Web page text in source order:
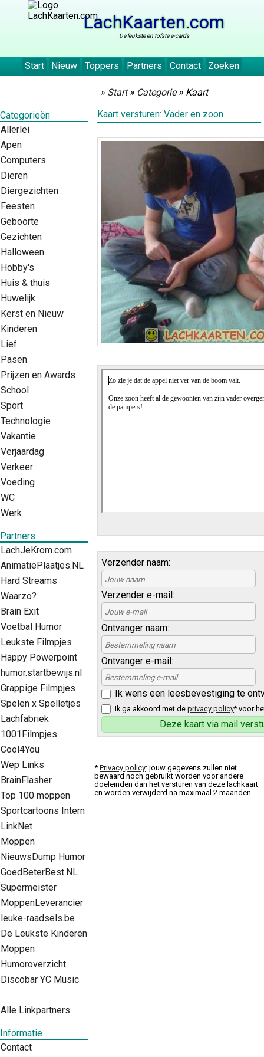
LachKaarten.com
De leukste en tofste e-cards
Start Nieuw Toppers Partners Contact Zoeken
Categorieën
Allerlei
Apen
Computers
Dieren
Diergezichten
Feesten
Geboorte
Gezichten
Halloween
Hobby's
Huis & thuis
Huwelijk
Kerst en Nieuw
Kinderen
Lief
Pasen
Prijzen en Awards
School
Sport
Technologie
Vakantie
Verjaardag
Verkeer
Voeding
WC
Werk
Partners
LachJeKrom.com
AnimatiePlaatjes.NL
Hard Streams
Waarzo?
Brain Exit
Voetbal Humor
Leukste Filmpjes
Happy Powerpoint
humor.startbewijs.nl
Grappige Filmpjes
Spelen x Spelletjes
Lachfabriek
1001Filmpjes
Cool4You
Wep Links
BrainFlasher
Top 100 moppen
Sportcartoons Intern
LinkNet
Moppen
NieuwsDump Humor
GoedBeterBest.NL
Supermeister
MoppenLeverancier
leuke-raadsels.be
De Leukste Kinderen
Moppen
Humoroverzicht
Discobar YC Music
Alle Linkpartners
Informatie
Contact
» Start» Categorie» Kaart
Kaart versturen: Vader en zoon
Verzender naam:
Verzender e-mail:
Ontvanger naam:
Ontvanger e-mail:
Ik wens een leesbevestiging te
Ik ga akkoord met deprivacy policy* voor
* Privacy policy: jouw gegevens zullen niet
bewaard noch gebruikt worden voor andere
doeleinden dan het versturen van deze lachkaart
en worden verwijderd na maximaal 2 maanden.